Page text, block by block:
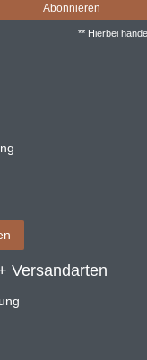
Abonnieren
** Hierbei
Versandarten